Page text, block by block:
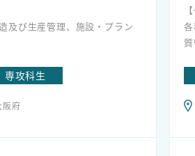
及び生産管理、施設・プラン
での設備立ち上げ・稼働に活
他社と改善事例の交流会をする
専攻科生
阪府